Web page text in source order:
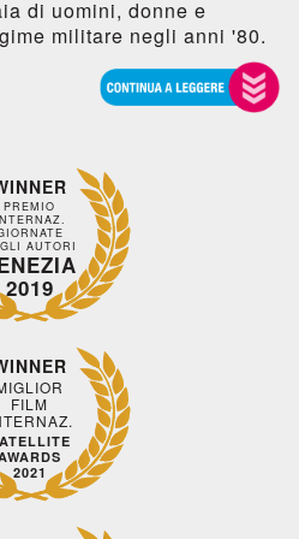
di uomini, donne e
militare negli anni '80.
PREMIO
AUTORI
2019
FILM
2021